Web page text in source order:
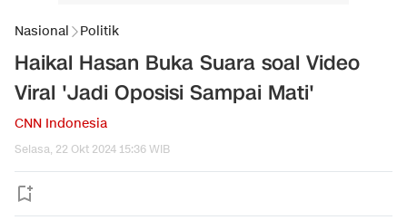
Nasional Politik
Haikal Hasan Buka Suara soal Video
Viral 'Jadi Oposisi Sampai Mati'
CNN Indonesia
Selasa, 22 Okt 2024 15:36 WIB